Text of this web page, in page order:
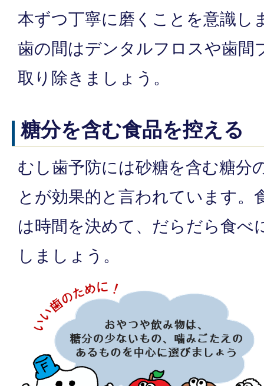
本ずつ丁寧に磨くことを意識し
歯の間はデンタルフロスや歯間
取り除きましょう。
糖分を含む食品を控える
むし歯予防には砂糖を含む糖分
とが効果的と言われています。
は時間を決めて、だらだら食べ
しましょう。